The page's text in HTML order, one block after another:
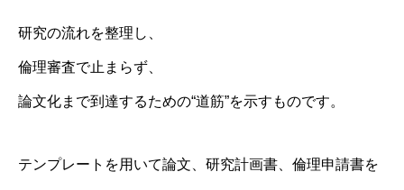
研究の流れを整理し、
倫理審査で止まらず、
論文化まで到達するための“道筋”を示すものです。
テンプレートを用いて論文、研究計画書、倫理申請書を